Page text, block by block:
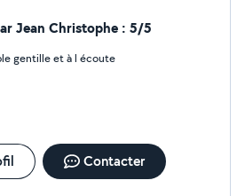
Jean Christophe : 5/5
Personne très très agréable gentille et à l écoute
Contacter